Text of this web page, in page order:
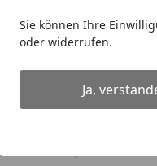
Sie können Ihre
oder widerrufen.
Ja,
Startseite
Karibu Gartenhaus
So gelingt der
Für den Aufbau Ihres
Holzbohrer,